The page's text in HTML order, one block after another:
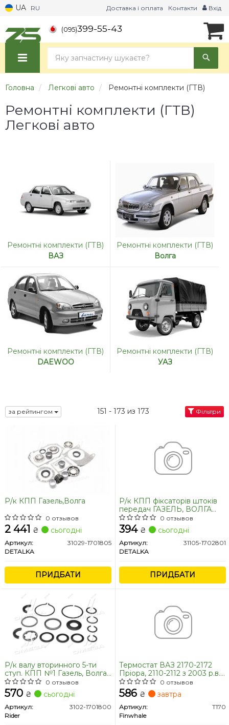
UA RU Доставка і оплата Контакти Вхід
(095)399-55-43
Головна Легкові авто Ремонтні комплекти (ГТВ)
Ремонтні комплекти (ГТВ)
Легкові авто
Ремонтні комплекти (ГТВ)
ВАЗ
Ремонтні комплекти (ГТВ)
Волга
Ремонтні комплекти (ГТВ)
DAEWOO
Ремонтні комплекти (ГТВ)
УАЗ
за рейтингом 151 - 173 из 173 Фільтри
Р/к КПП Газель,Волга
0 отзывов
2 441 ₴ сьогодні
Артикул:
31029-1701805
DETALKA
ПРИДБАТИ
Р/к КПП фіксаторів штоків
передач ГАЗЕЛЬ, ВОЛГА
(пластина, кульки, пружини,
прокладка)) (DETALKA)
0 отзывов
394 ₴ сьогодні
Артикул:
31105-1702801
DETALKA
ПРИДБАТИ
Р/к валу вторинного 5-ти
ступ. КПП №1 Газель, Волга
(RIDER)
0 отзывов
570 ₴ сьогодні
Артикул:
3102-1701800
Rider
Термостат ВАЗ 2170-2172
Пріора, 2110-2112 з 2003 р.в.;
85±2°С (з інж. дв.) (6 вих.)
(пр-во FINWHALE)
0 отзывов
586 ₴ завтра
Артикул:
T170
Finwhale